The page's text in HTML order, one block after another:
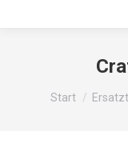
Sie befinden
Start